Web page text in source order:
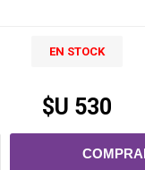
EN STOCK
$U 530